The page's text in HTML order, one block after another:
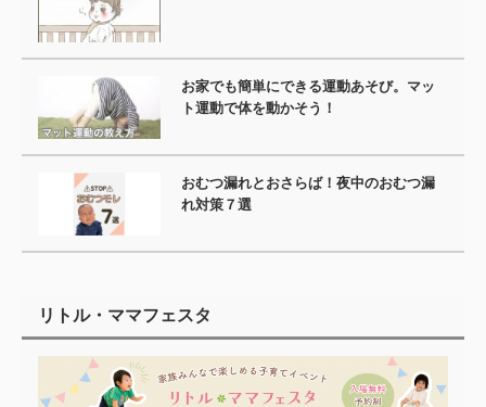
お家でも簡単にできる運動あそび。マッ
ト運動で体を動かそう！
おむつ漏れとおさらば！夜中のおむつ漏
れ対策７選
リトル・ママフェスタ